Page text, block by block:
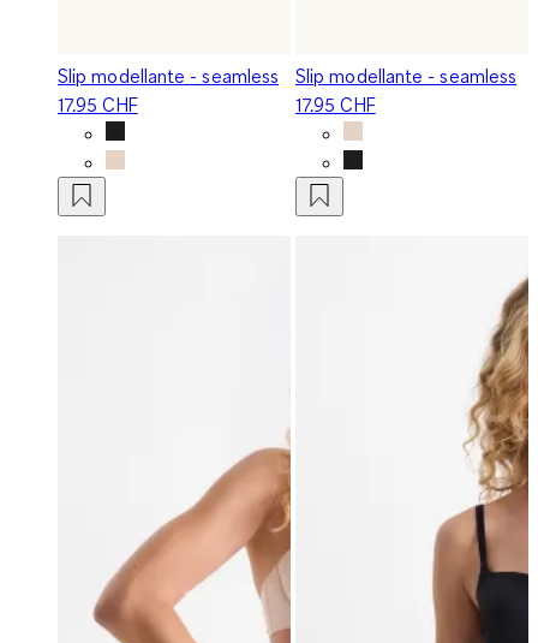
Slip modellante - seamless
17.95 CHF
Slip modellante - seamless
17.95 CHF